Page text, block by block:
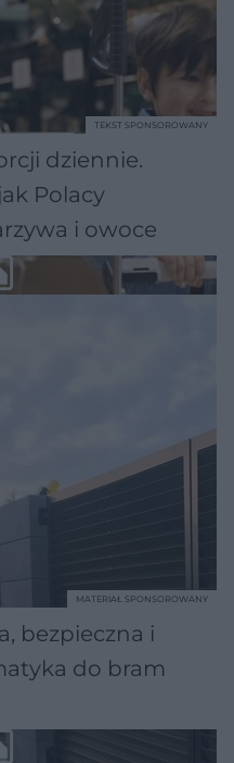
dziennie.
Polacy
i owoce
TEKST SPONSOROWANY
bezpieczna i
do bram
MATERIAŁ SPONSOROWANY